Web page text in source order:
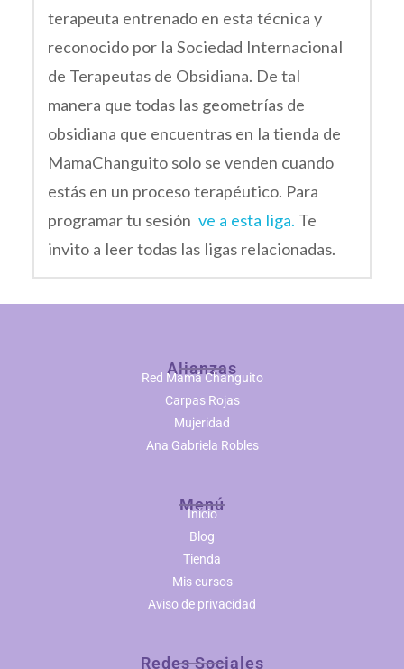
terapeuta entrenado en esta técnica y
reconocido por la Sociedad Internacional
de Terapeutas de Obsidiana. De tal
manera que todas las geometrías de
obsidiana que encuentras en la tienda de
MamaChanguito solo se venden cuando
estás en un proceso terapéutico. Para
programar tu sesión ve a esta liga. Te
invito a leer todas las ligas relacionadas.
Alianzas
Red Mamá Changuito
Carpas Rojas
Mujeridad
Ana Gabriela Robles
Menú
Inicio
Blog
Tienda
Mis cursos
Aviso de privacidad
Redes Sociales